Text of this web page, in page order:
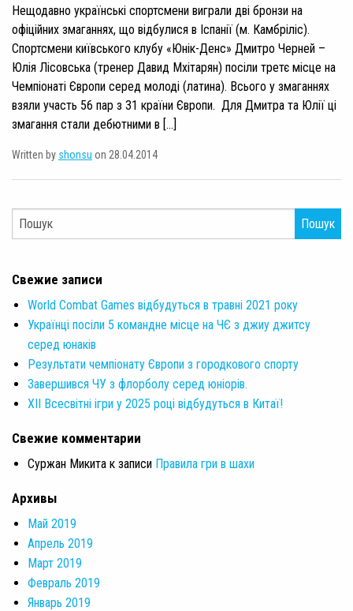
Нещодавно українські спортсмени виграли дві бронзи на
офіційних змаганнях, що відбулися в Іспанії (м. Камбріліс).
Спортсмени київського клубу «Юнік-Денс» Дмитро Черней –
Юлія Лісовська (тренер Давид Мхітарян) посіли третє місце на
Чемпіонаті Європи серед молоді (латина). Всього у змаганнях
взяли участь 56 пар з 31 країни Європи. Для Дмитра та Юлії ці
змагання стали дебютними в […]
Written by shonsu on 28.04.2014
Пошук
Свежие записи
World Combat Games відбудуться в травні 2021 року
Українці посіли 5 командне місце на ЧЄ з джиу джитсу
серед юнаків
Результати чемпіонату Європи з городкового спорту
Завершився ЧУ з флорболу серед юніорів.
XII Всесвітні ігри у 2025 році відбудуться в Китаї!
Свежие комментарии
Суржан Микита к записи Правила гри в шахи
Архивы
Май 2019
Апрель 2019
Март 2019
Февраль 2019
Январь 2019